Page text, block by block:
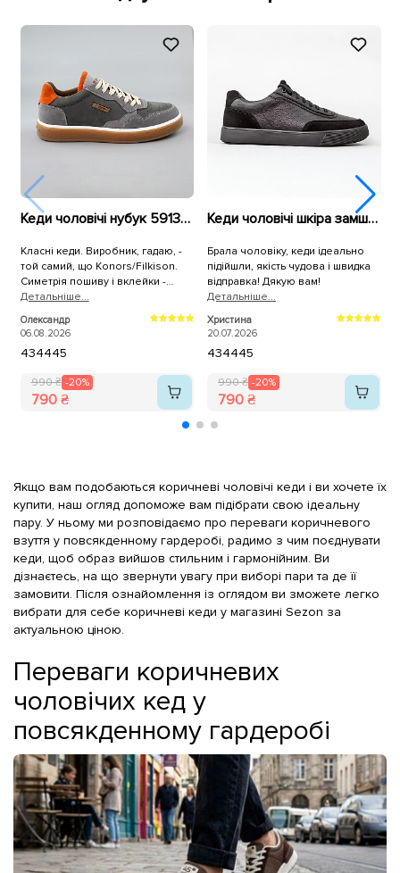
Кеди чоловічі нубук 591350 Сірі
Класні кеди. Виробник, гадаю, -
той самий, що Konors/Filkison.
Симетрія пошиву і вклейки -
ідеальна, 100% повномірні. Лише
устілки раджу одразу замінити на
анатомічні/пружні/меморі.
Детальнiше...
Олександр
06.08.2026
434445
990 ₴ -20%
790 ₴
Кеди чоловічі шкіра замш 595600 Чорні
Брала чоловіку, кеди ідеально
підійшли, якість чудова і швидка
відправка! Дякую вам!
Детальнiше...
Христина
20.07.2026
434445
990 ₴ -20%
790 ₴
Якщо вам подобаються коричневі чоловічі кеди і ви хочете їх
купити, наш огляд допоможе вам підібрати свою ідеальну
пару. У ньому ми розповідаємо про переваги коричневого
взуття у повсякденному гардеробі, радимо з чим поєднувати
кеди, щоб образ вийшов стильним і гармонійним. Ви
дізнаєтесь, на що звернути увагу при виборі пари та де її
замовити. Після ознайомлення із оглядом ви зможете легко
вибрати для себе коричневі кеди у магазині Sezon за
актуальною ціною.
Переваги коричневих
чоловічих кед у
повсякденному гардеробі